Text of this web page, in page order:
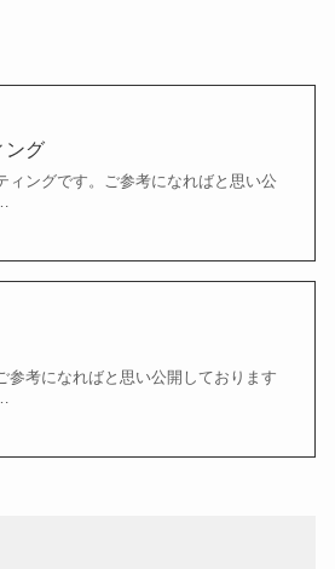
ング
ィングです。ご参考になればと思い公
考になればと思い公開しております